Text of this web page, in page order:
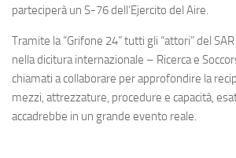
parteciperà un S-76 dell’Ejercito del Aire.
Tramite la “Grifone 24” tutti gli “attori” del SAR
nella dicitura internazionale – Ricerca e
chiamati a collaborare per approfondire la
mezzi, attrezzature, procedure e capacità,
accadrebbe in un grande evento reale.